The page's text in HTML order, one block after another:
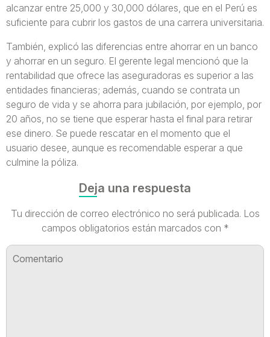
alcanzar entre 25,000 y 30,000 dólares, que en el Perú es
suficiente para cubrir los gastos de una carrera universitaria.
También, explicó las diferencias entre ahorrar en un banco
y ahorrar en un seguro. El gerente legal mencionó que la
rentabilidad que ofrece las aseguradoras es superior a las
entidades financieras; además, cuando se contrata un
seguro de vida y se ahorra para jubilación, por ejemplo, por
20 años, no se tiene que esperar hasta el final para retirar
ese dinero. Se puede rescatar en el momento que el
usuario desee, aunque es recomendable esperar a que
culmine la póliza.
Deja una respuesta
Tu dirección de correo electrónico no será publicada. Los
campos obligatorios están marcados con *